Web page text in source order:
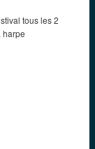
tous les 2
harpe